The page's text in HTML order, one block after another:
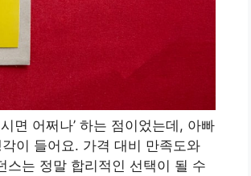
면 어쩌나’ 하는 점이었는데, 아빠
이 들어요. 가격 대비 만족도와
스는 정말 합리적인 선택이 될 수